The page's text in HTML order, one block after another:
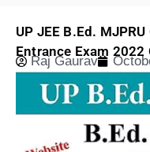
UP JEE B.Ed.
Entrance Exam 2022
Raj Gaurav